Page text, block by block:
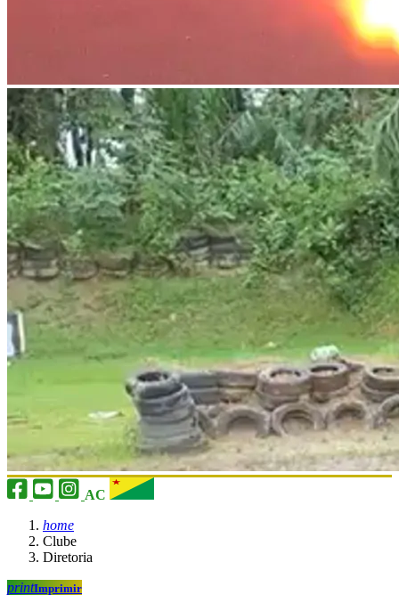
AC
home
Clube
Diretoria
printImprimir